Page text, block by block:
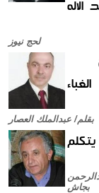
لحج نيوز
بقلم/ عبدالملك العصار
بجاش